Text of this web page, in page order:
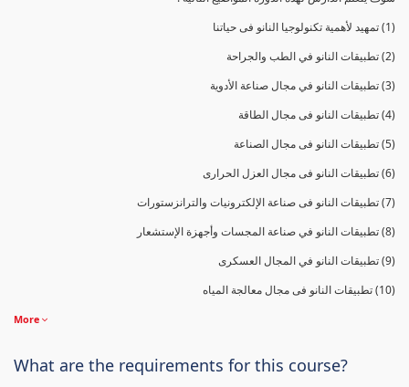
(1) تمهيد لأهمية تكنولوجيا النانو فى حياتنا
(2) تطبيقات النانو في الطب والجراحة
(3) تطبيقات النانو في مجال صناعة الأدوية
(4) تطبيقات النانو فى مجال الطاقة
(5) تطبيقات النانو فى مجال الصناعة
(6) تطبيقات النانو فى مجال العزل الحرارى
(7) تطبيقات النانو فى صناعة الإلكترونيات والترانزستورات
(8) تطبيقات النانو في صناعة المجسات وأجهزة الإستشعار
(9) تطبيقات النانو في المجال العسكرى
(10) تطبيقات النانو فى مجال معالجة المياه
More
What are the requirements for this course?